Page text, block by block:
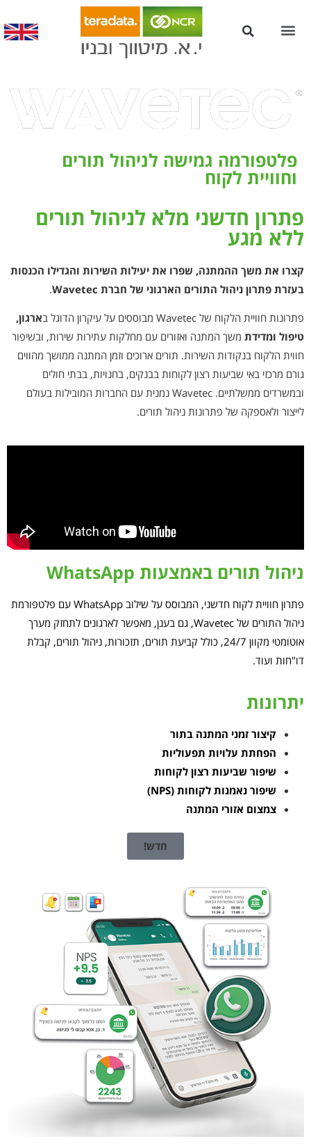
פלטפורמה גמישה לניהול תורים
וחוויית לקוח
פתרון חדשני מלא לניהול תורים
ללא מגע
קצרו את משך ההמתנה, שפרו את יעילות השירות והגדילו הכנסות
בעזרת פתרון ניהול התורים הארגוני של חברת Wavetec
.
פתרונות חוויית הלקוח של Wavetec מבוססים על עיקרון הדוגל ב
ארגון,
טיפול ומדידת משך המתנה ואזורים עם מחלקות עתירות שירות, ובשיפור
חווית הלקוח בנקודות השירות. תורים ארוכים וזמן המתנה ממושך מהווים
גורם מרכזי באי שביעות רצון לקוחות בבנקים, בחנויות, בבתי חולים
ובמשרדים ממשלתיים. Wavetec נמנית עם החברות המובילות בעולם
לייצור ולאספקה של פתרונות ניהול תורים.
ניהול תורים באמצעות WhatsApp
פתרון חוויית לקוח חדשני, המבוסס על שילוב WhatsApp עם פלטפורמת
ניהול התורים של Wavetec, גם בענן, מאפשר לארגונים לתחזק מערך
אוטומטי מקוון 24/7, כולל קביעת תורים, תזכורות, ניהול תורים, קבלת
דו"חות ועוד.
יתרונות
קיצור זמני המתנה בתור
הפחתת עלויות תפעוליות
שיפור שביעות רצון לקוחות
שיפור נאמנות לקוחות (NPS)
צמצום אזורי המתנה
חדש!